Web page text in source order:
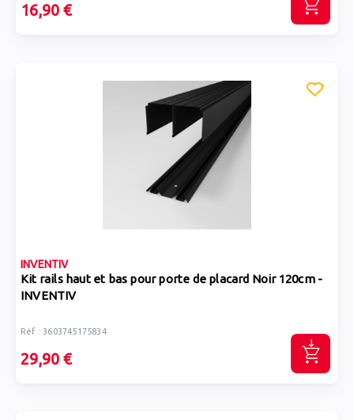
16,90 €
INVENTIV
Kit rails haut et bas pour porte de placard Noir 120cm -
INVENTIV
Réf : 3603745175834
29,90 €